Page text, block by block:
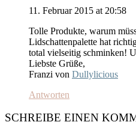
11. Februar 2015 at 20:58
Tolle Produkte, warum
Lidschattenpalette hat
total vielseitig schminken!
Liebste Grüße,
Franzi von Dullylicious
Antworten
SCHREIBE EINEN